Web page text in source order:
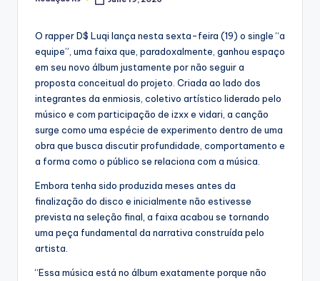
Posted
O rapper D$ Luqi lança nesta sexta-feira (19) o single “a
equipe”, uma faixa que, paradoxalmente, ganhou espaço
em seu novo álbum justamente por não seguir a
proposta conceitual do projeto. Criada ao lado dos
integrantes da enmiosis, coletivo artístico liderado pelo
músico e com participação de izxx e vidari, a canção
surge como uma espécie de experimento dentro de uma
obra que busca discutir profundidade, comportamento e
a forma como o público se relaciona com a música.
Embora tenha sido produzida meses antes da
finalização do disco e inicialmente não estivesse
prevista na seleção final, a faixa acabou se tornando
uma peça fundamental da narrativa construída pelo
artista.
“Essa música está no álbum exatamente porque não